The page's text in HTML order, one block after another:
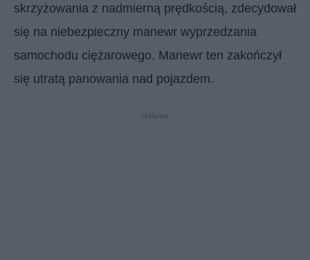
skrzyżowania z nadmierną prędkością, zdecydował
się na niebezpieczny manewr wyprzedzania
samochodu ciężarowego. Manewr ten zakończył
się utratą panowania nad pojazdem.
reklama